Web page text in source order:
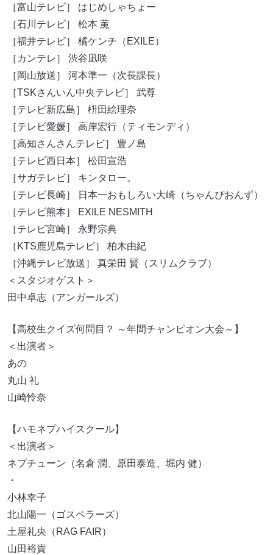
［富山テレビ］ はじめしゃちょー
［石川テレビ］ 松本 薫
［福井テレビ］ 橘ケンチ（EXILE）
［カンテレ］ 渋谷凪咲
［岡山放送］ 河本準一（次長課長）
［TSKさんいん中央テレビ］ 武尊
［テレビ新広島］ 枡田絵理奈
［テレビ愛媛］ 高岸宏行（ティモンディ）
［高知さんさんテレビ］ 豊ノ島
［テレビ西日本］ 松田宣浩
［サガテレビ］ キンタロー。
［テレビ長崎］ 日本一おもしろい大崎（ちゃんぴおんず）
［テレビ熊本］ EXILE NESMITH
［テレビ宮崎］ 永野宗典
［KTS鹿児島テレビ］ 柏木由紀
［沖縄テレビ放送］ 真栄田 賢（スリムクラブ）
＜スタジオゲスト＞
田中卓志（アンガールズ）
【高校生クイズ何問目？ ～年間チャンピオン大会～】
＜出演者＞
あの
丸山 礼
山崎怜奈
【ハモネプハイスクール】
＜出演者＞
ネプチューン（名倉 潤、原田泰造、堀内 健）
・
小林幸子
北山陽一（ゴスペラーズ）
土屋礼央（RAG FAIR）
山田裕貴